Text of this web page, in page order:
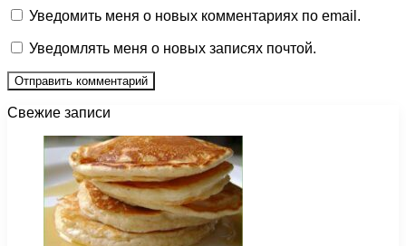
Уведомить меня о новых комментариях по email.
Уведомлять меня о новых записях почтой.
Свежие записи